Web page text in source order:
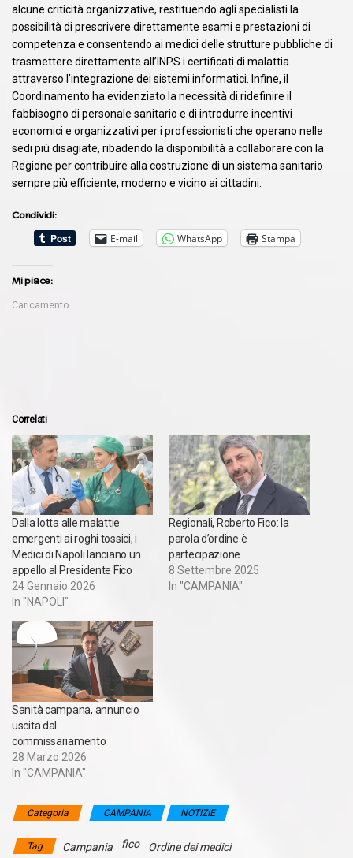
alcune criticità organizzative, restituendo agli specialisti la
possibilità di prescrivere direttamente esami e prestazioni di
competenza e consentendo ai medici delle strutture pubbliche di
trasmettere direttamente all’INPS i certificati di malattia
attraverso l’integrazione dei sistemi informatici. Infine, il
Coordinamento ha evidenziato la necessità di ridefinire il
fabbisogno di personale sanitario e di introdurre incentivi
economici e organizzativi per i professionisti che operano nelle
sedi più disagiate, ribadendo la disponibilità a collaborare con la
Regione per contribuire alla costruzione di un sistema sanitario
sempre più efficiente, moderno e vicino ai cittadini.
Condividi:
E-mail
WhatsApp Stampa
Mi piace:
Caricamento...
Correlati
Dalla lotta alle malattie
emergenti ai roghi tossici, i
Medici di Napoli lanciano un
appello al Presidente Fico
24 Gennaio 2026
In "NAPOLI"
Regionali, Roberto Fico: la
parola d’ordine è
partecipazione
8 Settembre 2025
In "CAMPANIA"
Sanità campana, annuncio
uscita dal
commissariamento
28 Marzo 2026
In "CAMPANIA"
Categoria CAMPANIA NOTIZIE
Tag Campania fico Ordine dei medici